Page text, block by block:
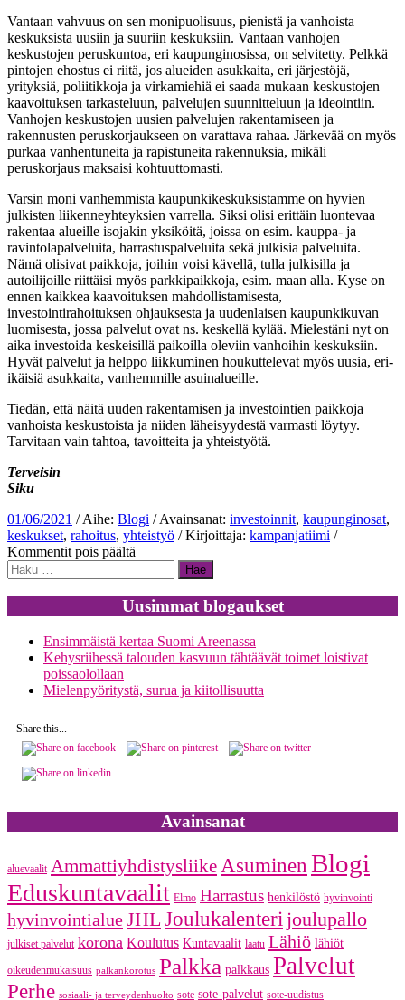
Vantaan vahvuus on sen monipuolisuus, pienistä ja vanhoista
keskuksista uusiin ja suuriin keskuksiin. Vantaan vanhojen
keskustojen peruskuntoa, eri kaupunginosissa, on selvitetty. Pelkkä
pintojen ehostus ei riitä, jos alueiden asukkaita, eri järjestöjä,
yrityksiä, poliitikkoja ja virkamiehiä ei saada mukaan keskustojen
kaavoituksen tarkasteluun, palvelujen suunnitteluun ja ideointiin.
Vanhojen keskustojen uusien palvelujen rakentamiseen ja
rakennusten peruskorjaukseen on varattava rahaa. Järkevää on myös
purkaa vanhentuneita ja rapistuneita rakennuksia, mikäli
peruskorjaus maksaisi kohtuuttomasti.
Varsin moni vanhemmista kaupunkikeskuksistamme on hyvien
julkisten liikenneyhteyksien varrella. Siksi olisi erittäin luontevaa
rakentaa alueille isojakin yksiköitä, joissa on esim. kauppa- ja
ravintolapalveluita, harrastuspalveluita sekä julkisia palveluita.
Nämä olisivat paikkoja, joihin voisi kävellä, tulla julkisilla ja
autoilijoille riittäisi myös parkkipaikkoja, esim. maan alla. Kyse on
ennen kaikkea kaavoituksen mahdollistamisesta,
investointirahoituksen ohjauksesta ja uudenlaisen kaupunkikuvan
luomisesta, jossa palvelut ovat ns. keskellä kylää. Mielestäni nyt on
aika investoida keskeisillä paikoilla oleviin vanhoihin keskuksiin.
Hyvät palvelut ja helppo liikkuminen houkuttelevat myös uusia, eri-
ikäisiä asukkaita, vanhemmille asuinalueille.
Tiedän, että näitä uuden rakentamisen ja investointien paikkoja
vanhoista keskustoista ja niiden läheisyydestä varmasti löytyy.
Tarvitaan vain tahtoa, tavoitteita ja yhteistyötä.
Terveisin
Siku
01/06/2021 / Aihe: Blogi / Avainsanat: investoinnit, kaupunginosat,
keskukset, rahoitus, yhteistyö / Kirjoittaja: kampanjatiimi /
Kommentit pois päältä
kasvaa
ja
kehittyy
palveluja
tarvitaan
vanhoissa
Haku:
Uusimmat blogaukset
Ensimmäistä kertaa Suomi Areenassa
Kehysriihessä talouden kasvuun tähtäävät toimet loistivat
poissaolollaan
Mielenpyöritystä, surua ja kiitollisuutta
Share this...
Avainsanat
aluevaalit AmmattiyhdistysliikeAsuminen Blogi
Eduskuntavaalit Elmo Harrastus henkilöstö hyvinvointi
hyvinvointialueJHLJoulukalenterijoulupallo
julkiset palvelut korona Koulutus Kuntavaalit laatu Lähiö lähiöt
oikeudenmukaisuus palkankorotus Palkka palkkaus Palvelut
Perhe sosiaali- ja terveydenhuolto sote sote-palvelut sote-uudistus